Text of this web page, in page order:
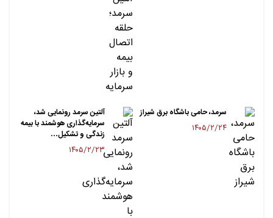
سرمد، حامی باشگاه برق شیراز
۱۴۰۵/۲/۲۴
آلتین سرمد رونمایی شد،
سرمایه‌گذاری هوشمند با بیمه
زندگی و تشکیل…
۱۴۰۵/۲/۲۳